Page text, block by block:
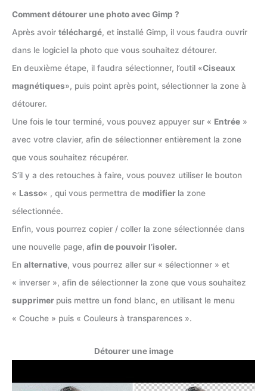
Comment détourer une photo avec Gimp ?
Après avoir téléchargé, et installé Gimp, il vous faudra ouvrir
dans le logiciel la photo que vous souhaitez détourer.
En deuxième étape, il faudra sélectionner, l’outil «Ciseaux
magnétiques», puis point après point, sélectionner la zone à
détourer.
Une fois le tour terminé, vous pouvez appuyer sur « Entrée »
avec votre clavier, afin de sélectionner entièrement la zone
que vous souhaitez récupérer.
S’il y a des retouches à faire, vous pouvez utiliser le bouton
« Lasso« , qui vous permettra de modifier la zone
sélectionnée.
Enfin, vous pourrez copier / coller la zone sélectionnée dans
une nouvelle page, afin de pouvoir l’isoler.
En alternative, vous pourrez aller sur « sélectionner » et
« inverser », afin de sélectionner la zone que vous souhaitez
supprimer puis mettre un fond blanc, en utilisant le menu
« Couche » puis « Couleurs à transparences ».
Détourer une image